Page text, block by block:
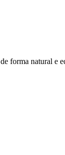
forma natural e